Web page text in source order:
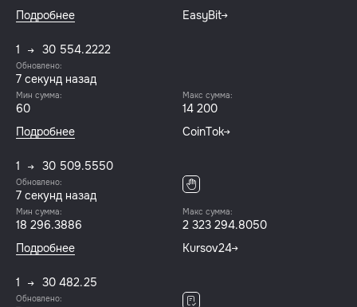
Подробнее
EasyBit
1 30 554.2222
Обновлено:
7 секунд назад
Мин сумма:
60
Макс сумма:
14 200
Подробнее
CoinTok
1 30 509.5550
Обновлено:
7 секунд назад
Мин сумма:
18 296.3886
Макс сумма:
2 323 294.8050
Подробнее
Kursov24
1 30 482.25
Обновлено: